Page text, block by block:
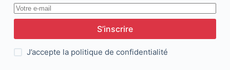
S’inscrire
J’accepte la politique de confidentialité